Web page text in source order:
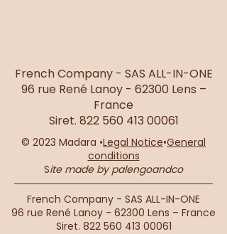
French Company - SAS ALL-IN-ONE
96 rue René Lanoy - 62300 Lens –
France
Siret. 822 560 413 00061
© 2023 Madara •Legal Notice•General
conditions
Site made by palengoandco
French Company - SAS ALL-IN-ONE
96 rue René Lanoy - 62300 Lens – France
Siret. 822 560 413 00061